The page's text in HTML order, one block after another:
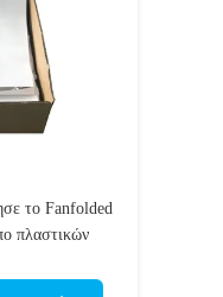
το Fanfolded
πλαστικών